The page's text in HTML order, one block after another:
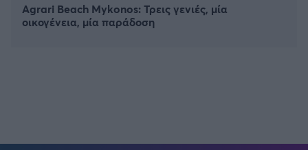
Agrari Beach Mykonos: Τρεις γενιές, μία
οικογένεια, μία παράδοση